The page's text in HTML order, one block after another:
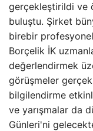
gerçekleştirildi ve
buluştu. Şirket
birebir
Borçelik İK
değerlendirmek
görüşmeler
bilgilendirme
ve yarışmalar da
Günleri'ni